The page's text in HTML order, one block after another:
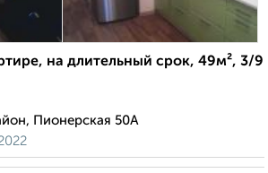
на длительный срок, 49м², 3/9
Пионерская 50А